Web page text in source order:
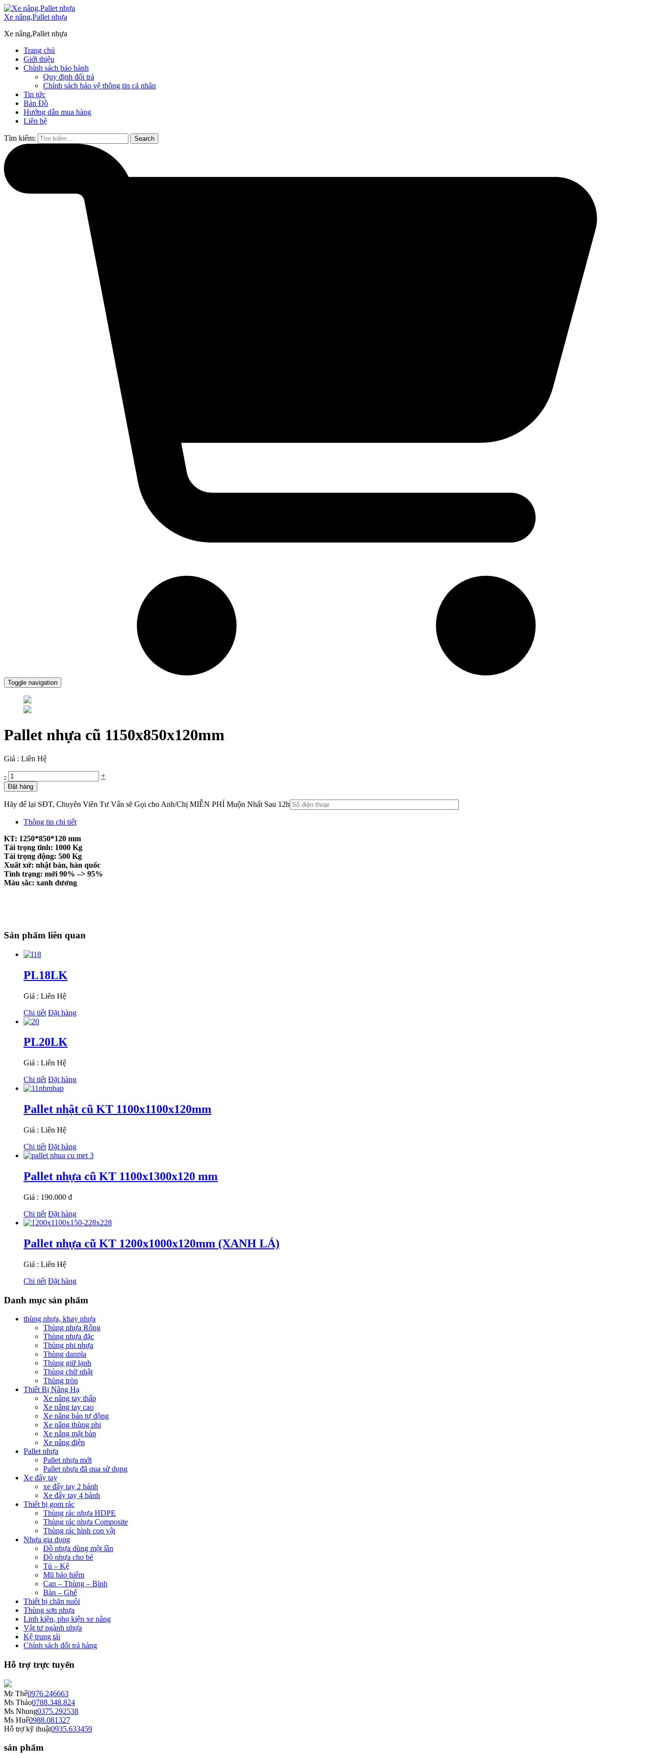
Xe nâng,Pallet nhựa
Xe nâng,Pallet nhựa
Trang chủ
Giới thiệu
Chính sách bảo hành
Quy định đổi trả
Chính sách bảo vệ thông tin cá nhân
Tin tức
Bản Đồ
Hướng dẫn mua hàng
Liên hệ
Tìm kiếm: Search
Toggle navigation
Pallet nhựa cũ 1150x850x120mm
Giá : Liên Hệ
- +
Đặt hàng
Hãy để lại SĐT, Chuyên Viên Tư Vấn sẽ Gọi cho Anh/Chị MIỄN PHÍ Muộn Nhất Sau 12h
Thông tin chi tiết
KT: 1250*850*120 mm
Tải trọng tĩnh: 1000 Kg
Tải trọng động: 500 Kg
Xuất xứ: nhật bản, hàn quốc
Tình trạng: mới 90% –> 95%
Màu sắc: xanh dương
Sản phẩm liên quan
PL18LK
Giá : Liên Hệ
Chi tiết Đặt hàng
PL20LK
Giá : Liên Hệ
Chi tiết Đặt hàng
Pallet nhật cũ KT 1100x1100x120mm
Giá : Liên Hệ
Chi tiết Đặt hàng
Pallet nhựa cũ KT 1100x1300x120 mm
Giá : 190.000 đ
Chi tiết Đặt hàng
Pallet nhựa cũ KT 1200x1000x120mm (XANH LÁ)
Giá : Liên Hệ
Chi tiết Đặt hàng
Danh mục sản phẩm
thùng nhựa, khay nhựa
Thùng nhựa Rỗng
Thùng nhựa đặc
Thùng phi nhựa
Thùng danpla
Thùng giữ lạnh
Thùng chữ nhật
Thùng tròn
Thiết Bị Nâng Hạ
Xe nâng tay thấp
Xe nâng tay cao
Xe nâng bán tự động
Xe nâng thùng phi
Xe nâng mặt bàn
Xe nâng điện
Pallet nhựa
Pallet nhựa mới
Pallet nhựa đã qua sử dụng
Xe đẩy tay
xe đẩy tay 2 bánh
Xe đẩy tay 4 bánh
Thiết bị gom rác
Thùng rác nhựa HDPE
Thùng rác nhựa Composite
Thùng rác hình con vật
Nhựa gia dụng
Đồ nhựa dùng một lần
Đồ nhựa cho bé
Tủ – Kệ
Mũ bảo hiểm
Can – Thùng – Bình
Bàn – Ghế
Thiết bị chăn nuôi
Thùng sơn nhựa
Linh kiện, phụ kiện xe nâng
Vật tư ngành nhựa
Kệ trung tải
Chính sách đổi trả hàng
Hỗ trợ trực tuyến
Mr Thế0976.246663
Ms Thảo0788.348.824
Ms Nhung0375.292538
Ms Huế0988.081327
Hỗ trợ kỹ thuật0935.633459
sản phẩm